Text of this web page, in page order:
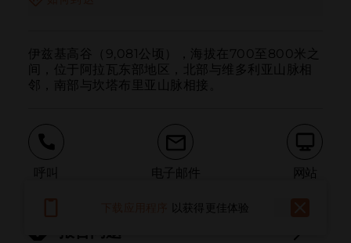
伊兹基高谷（9,081公顷），海拔在700至800米之
间，位于阿拉瓦东部地区，北部与维多利亚山脉相
邻，南部与坎塔布里亚山脉相接。
呼叫 电子邮件 网站
报告问题
以获得更佳体验